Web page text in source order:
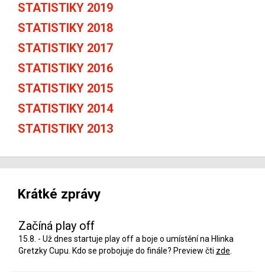
STATISTIKY 2019
STATISTIKY 2018
STATISTIKY 2017
STATISTIKY 2016
STATISTIKY 2015
STATISTIKY 2014
STATISTIKY 2013
Krátké zprávy
Začíná play off
15.8. - Už dnes startuje play off a boje o umístění na Hlinka
Gretzky Cupu. Kdo se probojuje do finále? Preview čti zde